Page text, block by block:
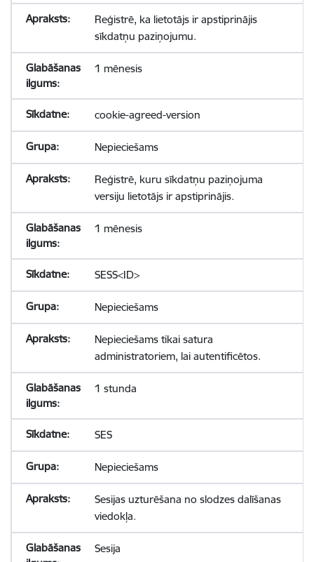
Reģistrē, ka lietotājs ir apstiprinājis
sīkdatņu paziņojumu.
1 mēnesis
cookie-agreed-version
Nepieciešams
Reģistrē, kuru sīkdatņu paziņojuma
versiju lietotājs ir apstiprinājis.
1 mēnesis
SESS<ID>
Nepieciešams
Nepieciešams tikai satura
administratoriem, lai autentificētos.
1 stunda
SES
Nepieciešams
Sesijas uzturēšana no slodzes dalīšanas
viedokļa.
Sesija